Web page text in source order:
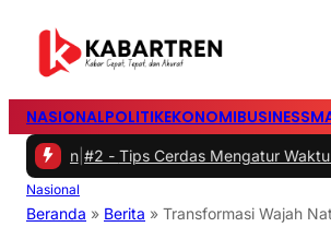
NASIONALPOLITIKEKONOMIBUSINESS
#2 -Tips Cerdas Mengatur Waktu dan
Nasional
Beranda » Berita » Transformasi Wajah